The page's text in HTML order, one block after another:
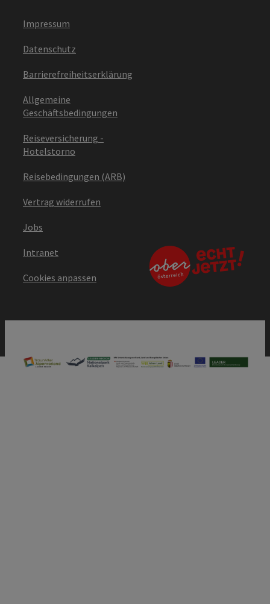
Impressum
Datenschutz
Barrierefreiheitserklärung
Allgemeine
Geschäftsbedingungen
Reiseversicherung -
Hotelstorno
Reisebedingungen (ARB)
Vertrag widerrufen
Jobs
Intranet
Cookies anpassen